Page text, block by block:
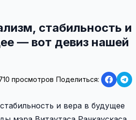
стабильность и
— вот девиз нашей
просмотров Поделиться:
и вера в будущее